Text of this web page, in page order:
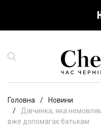
Головна
Новини
Дівчинка, яка
вже допомагає батькам